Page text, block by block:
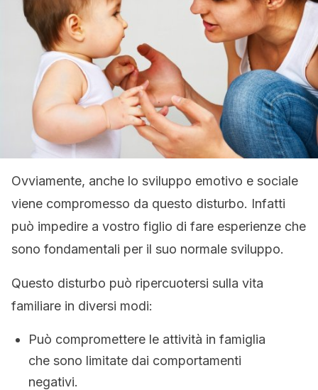
Ovviamente, anche lo sviluppo emotivo e sociale
viene compromesso da questo disturbo. Infatti
può impedire a vostro figlio di fare esperienze che
sono fondamentali per il suo normale sviluppo.
Questo disturbo può ripercuotersi sulla vita
familiare in diversi modi:
Può compromettere le attività in famiglia
che sono limitate dai comportamenti
negativi.